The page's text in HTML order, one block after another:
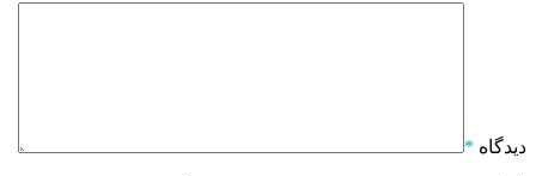
دیدگاه *